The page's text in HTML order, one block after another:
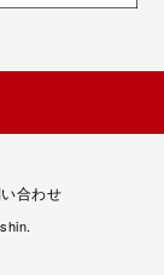
合わせ